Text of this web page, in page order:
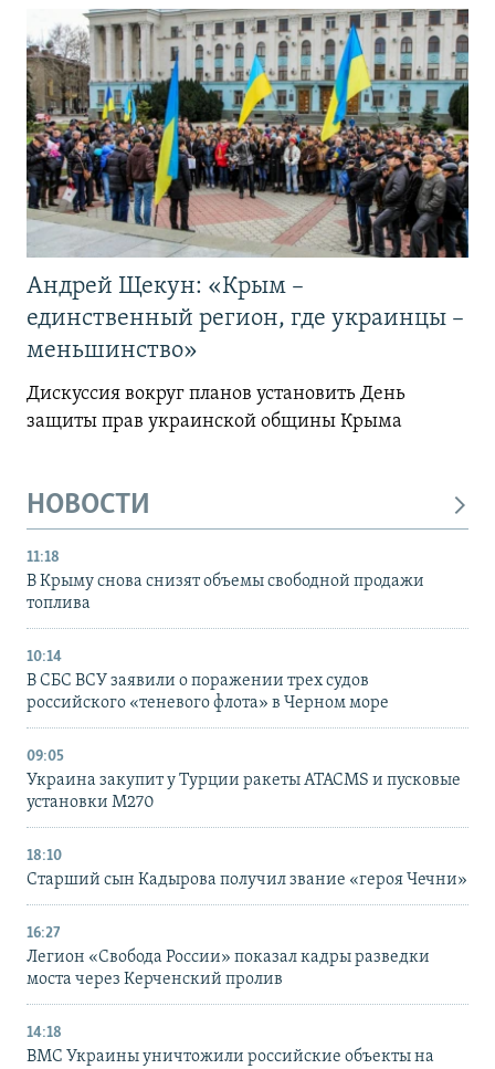
Андрей Щекун: «Крым –
единственный регион, где украинцы –
меньшинство»
Дискуссия вокруг планов установить День
защиты прав украинской общины Крыма
НОВОСТИ
11:18
В Крыму снова снизят объемы свободной продажи
топлива
10:14
В СБС ВСУ заявили о поражении трех судов
российского «теневого флота» в Черном море
09:05
Украина закупит у Турции ракеты ATACMS и пусковые
установки M270
18:10
Старший сын Кадырова получил звание «героя Чечни»
16:27
Легион «Свобода России» показал кадры разведки
моста через Керченский пролив
14:18
ВМС Украины уничтожили российские объекты на